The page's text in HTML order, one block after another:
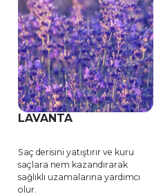
LAVANTA
Saç derisini yatıştırır ve kuru
saçlara nem kazandırarak
sağlıklı uzamalarına yardımcı
olur.